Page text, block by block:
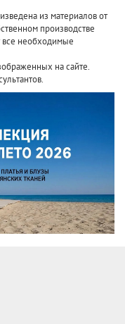
из материалов от
производстве
необходимые
на сайте.